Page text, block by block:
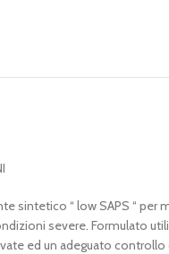
sintetico “ low SAPS “
severe. Formulato
ed un adeguato controllo